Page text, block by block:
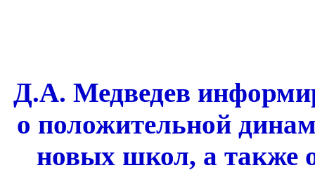
Д.А. Медведев
о положительной
новых школ, а также